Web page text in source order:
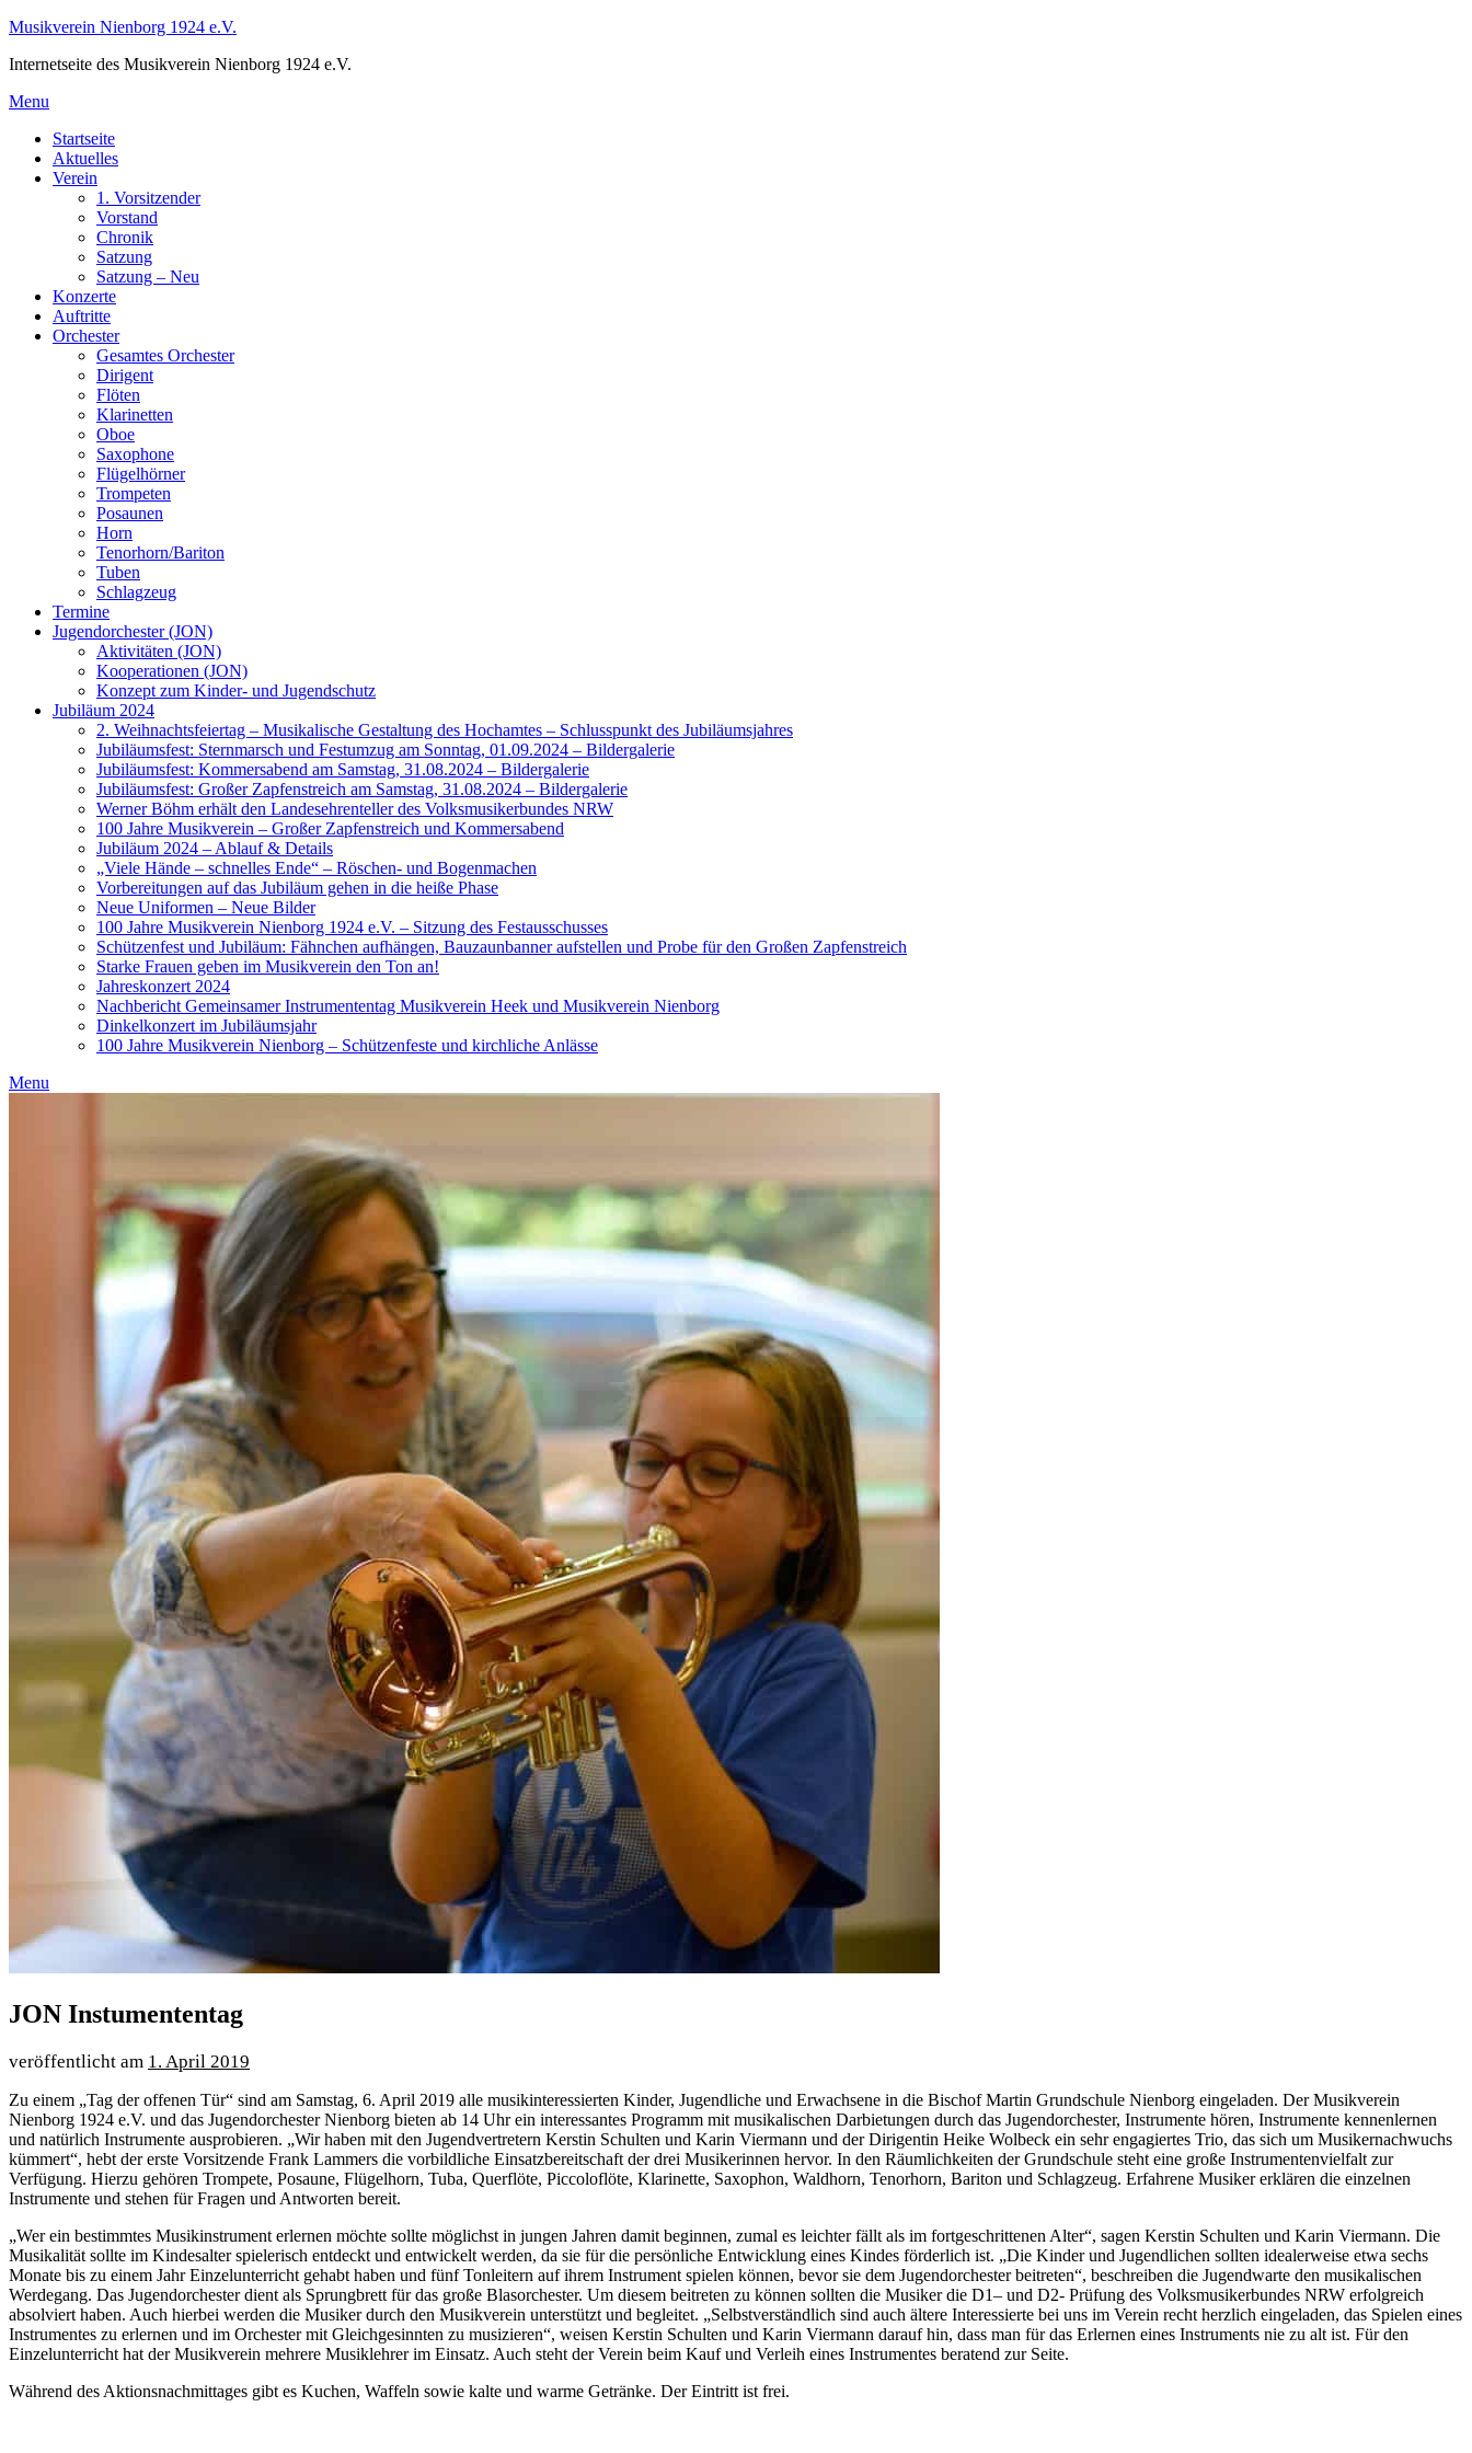
Skip
content
Musikverein Nienborg 1924 e.V.
Internetseite des Musikverein Nienborg 1924 e.V.
Menu
Startseite
Aktuelles
Verein
1. Vorsitzender
Vorstand
Chronik
Satzung
Satzung – Neu
Konzerte
Auftritte
Orchester
Gesamtes Orchester
Dirigent
Flöten
Klarinetten
Oboe
Saxophone
Flügelhörner
Trompeten
Posaunen
Horn
Tenorhorn/Bariton
Tuben
Schlagzeug
Termine
Jugendorchester (JON)
Aktivitäten (JON)
Kooperationen (JON)
Konzept zum Kinder- und Jugendschutz
Jubiläum 2024
2. Weihnachtsfeiertag – Musikalische Gestaltung des Hochamtes – Schlusspunkt des Jubiläumsjahres
Jubiläumsfest: Sternmarsch und Festumzug am Sonntag, 01.09.2024 – Bildergalerie
Jubiläumsfest: Kommersabend am Samstag, 31.08.2024 – Bildergalerie
Jubiläumsfest: Großer Zapfenstreich am Samstag, 31.08.2024 – Bildergalerie
Werner Böhm erhält den Landesehrenteller des Volksmusikerbundes NRW
100 Jahre Musikverein – Großer Zapfenstreich und Kommersabend
Jubiläum 2024 – Ablauf & Details
„Viele Hände – schnelles Ende“ – Röschen- und Bogenmachen
Vorbereitungen auf das Jubiläum gehen in die heiße Phase
Neue Uniformen – Neue Bilder
100 Jahre Musikverein Nienborg 1924 e.V. – Sitzung des Festausschusses
Schützenfest und Jubiläum: Fähnchen aufhängen, Bauzaunbanner aufstellen und Probe für den Großen Zapfenstreich
Starke Frauen geben im Musikverein den Ton an!
Jahreskonzert 2024
Nachbericht Gemeinsamer Instrumententag Musikverein Heek und Musikverein Nienborg
Dinkelkonzert im Jubiläumsjahr
100 Jahre Musikverein Nienborg – Schützenfeste und kirchliche Anlässe
Menu
JON Instumententag
1. April 2019
Zu einem „Tag der offenen Tür“ sind am Samstag, 6. April 2019 alle musikinteressierten Kinder, Jugendliche und Erwachsene in die Bischof Martin Grundschule Nienborg eingeladen. Der Musikverein
Nienborg 1924 e.V. und das Jugendorchester Nienborg bieten ab 14 Uhr ein interessantes Programm mit musikalischen Darbietungen durch das Jugendorchester, Instrumente hören, Instrumente kennenlernen
und natürlich Instrumente ausprobieren. „Wir haben mit den Jugendvertretern Kerstin Schulten und Karin Viermann und der Dirigentin Heike Wolbeck ein sehr engagiertes Trio, das sich um Musikernachwuchs
kümmert“, hebt der erste Vorsitzende Frank Lammers die vorbildliche Einsatzbereitschaft der drei Musikerinnen hervor. In den Räumlichkeiten der Grundschule steht eine große Instrumentenvielfalt zur
Verfügung. Hierzu gehören Trompete, Posaune, Flügelhorn, Tuba, Querflöte, Piccoloflöte, Klarinette, Saxophon, Waldhorn, Tenorhorn, Bariton und Schlagzeug. Erfahrene Musiker erklären die einzelnen
Instrumente und stehen für Fragen und Antworten bereit.
„Wer ein bestimmtes Musikinstrument erlernen möchte sollte möglichst in jungen Jahren damit beginnen, zumal es leichter fällt als im fortgeschrittenen Alter“, sagen Kerstin Schulten und Karin Viermann. Die
Musikalität sollte im Kindesalter spielerisch entdeckt und entwickelt werden, da sie für die persönliche Entwicklung eines Kindes förderlich ist. „Die Kinder und Jugendlichen sollten idealerweise etwa sechs
Monate bis zu einem Jahr Einzelunterricht gehabt haben und fünf Tonleitern auf ihrem Instrument spielen können, bevor sie dem Jugendorchester beitreten“, beschreiben die Jugendwarte den musikalischen
Werdegang. Das Jugendorchester dient als Sprungbrett für das große Blasorchester. Um diesem beitreten zu können sollten die Musiker die D1– und D2- Prüfung des Volksmusikerbundes NRW erfolgreich
absolviert haben. Auch hierbei werden die Musiker durch den Musikverein unterstützt und begleitet. „Selbstverständlich sind auch ältere Interessierte bei uns im Verein recht herzlich eingeladen, das Spielen eines
Instrumentes zu erlernen und im Orchester mit Gleichgesinnten zu musizieren“, weisen Kerstin Schulten und Karin Viermann darauf hin, dass man für das Erlernen eines Instruments nie zu alt ist. Für den
Einzelunterricht hat der Musikverein mehrere Musiklehrer im Einsatz. Auch steht der Verein beim Kauf und Verleih eines Instrumentes beratend zur Seite.
Während des Aktionsnachmittages gibt es Kuchen, Waffeln sowie kalte und warme Getränke. Der Eintritt ist frei.